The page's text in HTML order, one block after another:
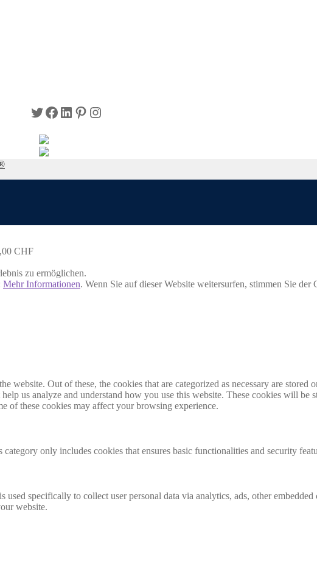
Twitter
Facebook
LinkedIn
Pinterest
Instagram
CHF
zu ermöglichen.
Mehr Informationen. Wenn Sie auf dieser Website weitersurfen, stimmen Sie der
Out of these, the cookies that are categorized as necessary are stored
us analyze and understand how you use this website. These cookies will
of these cookies may affect your browsing experience.
only includes cookies that ensures basic functionalities and security
specifically to collect user personal data via analytics, ads, other embedded
website.